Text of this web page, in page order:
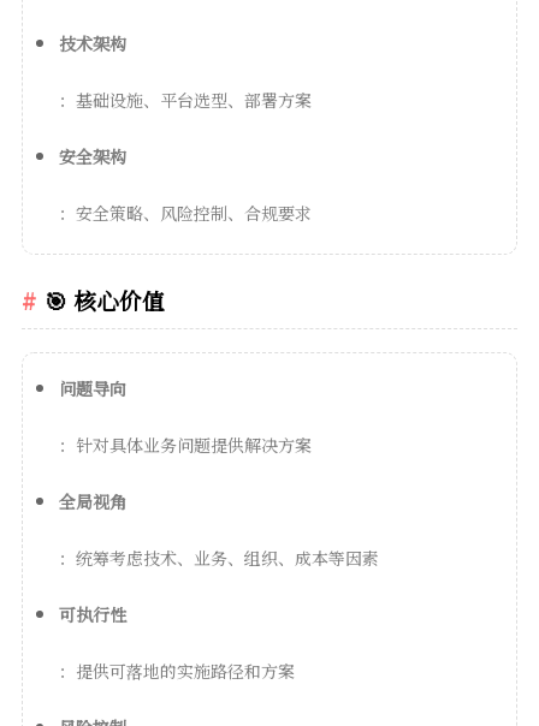
技术架构
：基础设施、平台选型、部署方案
安全架构
：安全策略、风险控制、合规要求
🎯 核心价值
问题导向
：针对具体业务问题提供解决方案
全局视角
：统筹考虑技术、业务、组织、成本等因素
可执行性
：提供可落地的实施路径和方案